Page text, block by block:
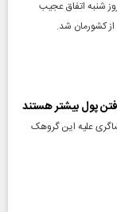
شنبه اتفاق عجیب
کشورمان شد.
پول بیشتر هستند
علیه این گروهک